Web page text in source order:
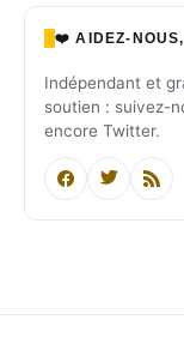
❤️ AIDEZ-
Indépendant et
soutien : suivez-
encore Twitter.